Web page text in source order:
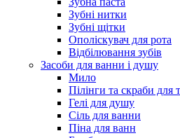
Зубні нитки
Зубні щітки
Ополіскувач для рота
Відбілювання зубів
Засоби для ванни і душу
Мило
Пілінги та скраби для
Гелі для душу
Сіль для ванни
Піна для ванн